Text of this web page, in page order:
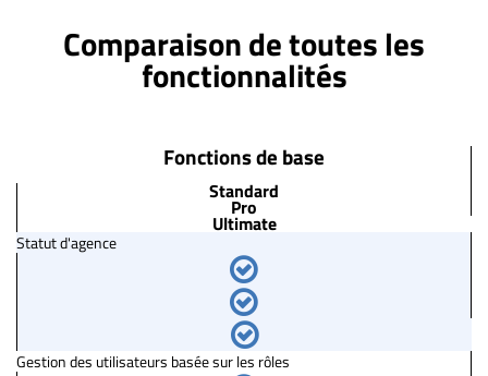
Comparaison de toutes les
fonctionnalités
Fonctions de base
Standard
Pro
Ultimate
Statut d'agence
Gestion des utilisateurs basée sur les rôles